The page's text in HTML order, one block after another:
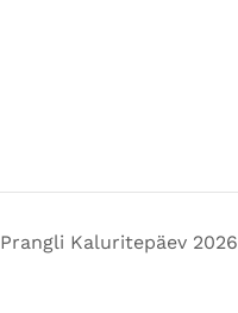
Prangli Kaluritepäev 2026